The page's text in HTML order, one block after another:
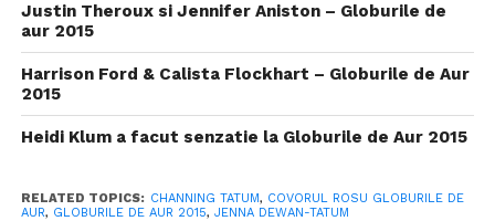
Justin Theroux si Jennifer Aniston – Globurile de
aur 2015
Harrison Ford & Calista Flockhart – Globurile de Aur
2015
Heidi Klum a facut senzatie la Globurile de Aur 2015
RELATED TOPICS: CHANNING TATUM, COVORUL ROSU GLOBURILE DE
AUR, GLOBURILE DE AUR 2015, JENNA DEWAN-TATUM